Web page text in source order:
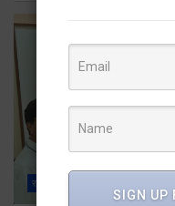
राज्य
SIGN UP